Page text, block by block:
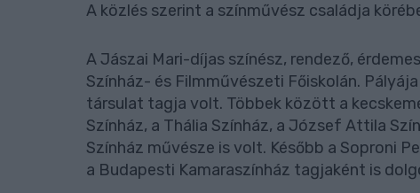
A közlés szerint a színművész családja
A Jászai Mari-díjas színész, rendező,
Színház- és Filmművészeti Főiskolán.
társulat tagja volt. Többek között a
Színház, a Thália Színház, a József Attila
Színház művésze is volt. Később a Soproni
a Budapesti Kamaraszínház tagjaként is